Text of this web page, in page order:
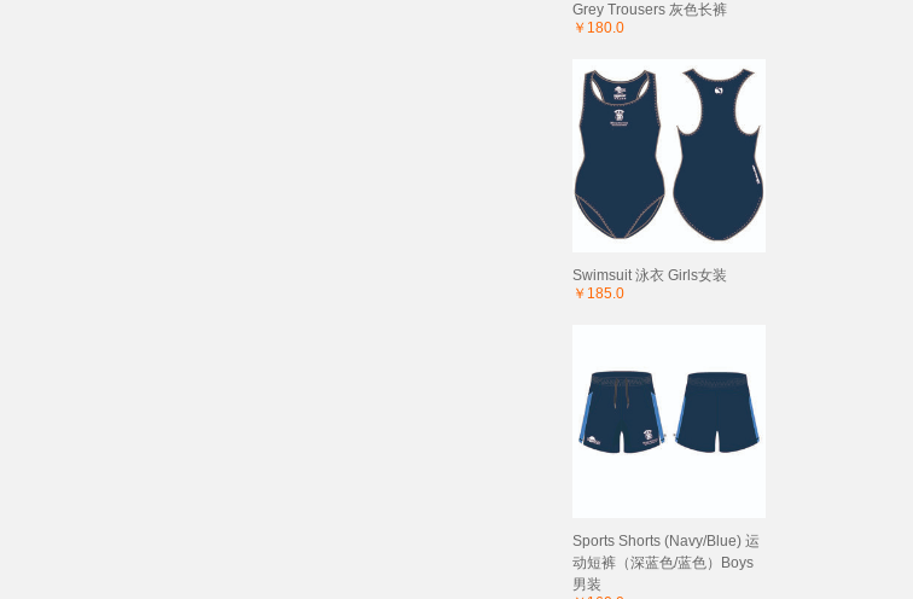
Grey Trousers 灰色长裤
￥180.0
Swimsuit 泳衣 Girls女装
￥185.0
Sports Shorts (Navy/Blue) 运
动短裤（深蓝色/蓝色）Boys
男装